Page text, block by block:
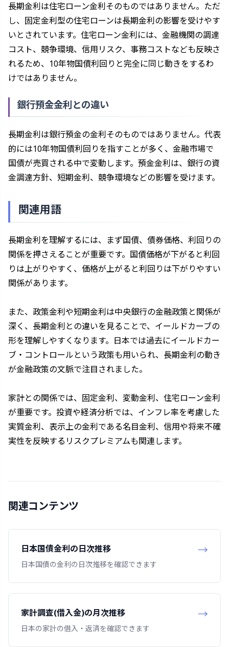
長期金利は住宅ローン金利そのものではありません。ただ
し、固定金利型の住宅ローンは長期金利の影響を受けやす
いとされています。住宅ローン金利には、金融機関の調達
コスト、競争環境、信用リスク、事務コストなども反映さ
れるため、10年物国債利回りと完全に同じ動きをするわ
けではありません。
銀行預金金利との違い
長期金利は銀行預金の金利そのものではありません。代表
的には10年物国債利回りを指すことが多く、金融市場で
国債が売買される中で変動します。預金金利は、銀行の資
金調達方針、短期金利、競争環境などの影響を受けます。
関連用語
長期金利を理解するには、まず国債、債券価格、利回りの
関係を押さえることが重要です。国債価格が下がると利回
りは上がりやすく、価格が上がると利回りは下がりやすい
関係があります。
また、政策金利や短期金利は中央銀行の金融政策と関係が
深く、長期金利との違いを見ることで、イールドカーブの
形を理解しやすくなります。日本では過去にイールドカー
ブ・コントロールという政策も用いられ、長期金利の動き
が金融政策の文脈で注目されました。
家計との関係では、固定金利、変動金利、住宅ローン金利
が重要です。投資や経済分析では、インフレ率を考慮した
実質金利、表示上の金利である名目金利、信用や将来不確
実性を反映するリスクプレミアムも関連します。
関連コンテンツ
日本国債金利の日次推移
日本国債の金利の日次推移を確認できます
家計調査(借入金)の月次推移
日本の家計の借入・返済を確認できます